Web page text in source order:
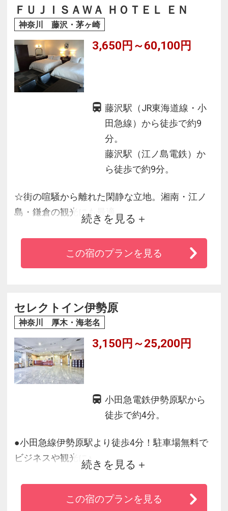
テナントにございます焼鳥御膳も元気に営業中
です。
ＦＵＪＩＳＡＷＡ ＨＯＴＥＬ ＥＮ
神奈川 藤沢・茅ヶ崎
3,650円～60,100円
藤沢駅（JR東海道線・小
田急線）から徒歩で約9
分。
藤沢駅（江ノ島電鉄）か
ら徒歩で約9分。
☆街の喧騒から離れた閑静な立地。湘南・江ノ
島・鎌倉の観光にも最適
☆湘南エリアのビジネスや観光の拠点にとても
便利!!
☆全客室ＬＡＮ接続対応、液晶ＴＶ完備。
続きを見る
この宿のプランを見る
セレクトイン伊勢原
神奈川 厚木・海老名
3,150円～25,200円
小田急電鉄伊勢原駅から
徒歩で約4分。
●小田急線伊勢原駅より徒歩4分！駐車場無料で
ビジネスや観光に♪
●無料駐車場あり（普通乗用車のみ、先着順／予
約不可）
●全室有線／無線LAN対応で快適にインターネッ
続きを見る
この宿のプランを見る